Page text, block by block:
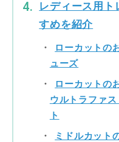
レディース用ト
すめを紹介
ローカットの
ューズ
ローカットの
ウルトラファ
ト
ミドルカット